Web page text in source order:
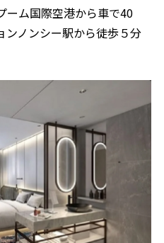
ーム国際空港から車で40
ノンシー駅から徒歩５分